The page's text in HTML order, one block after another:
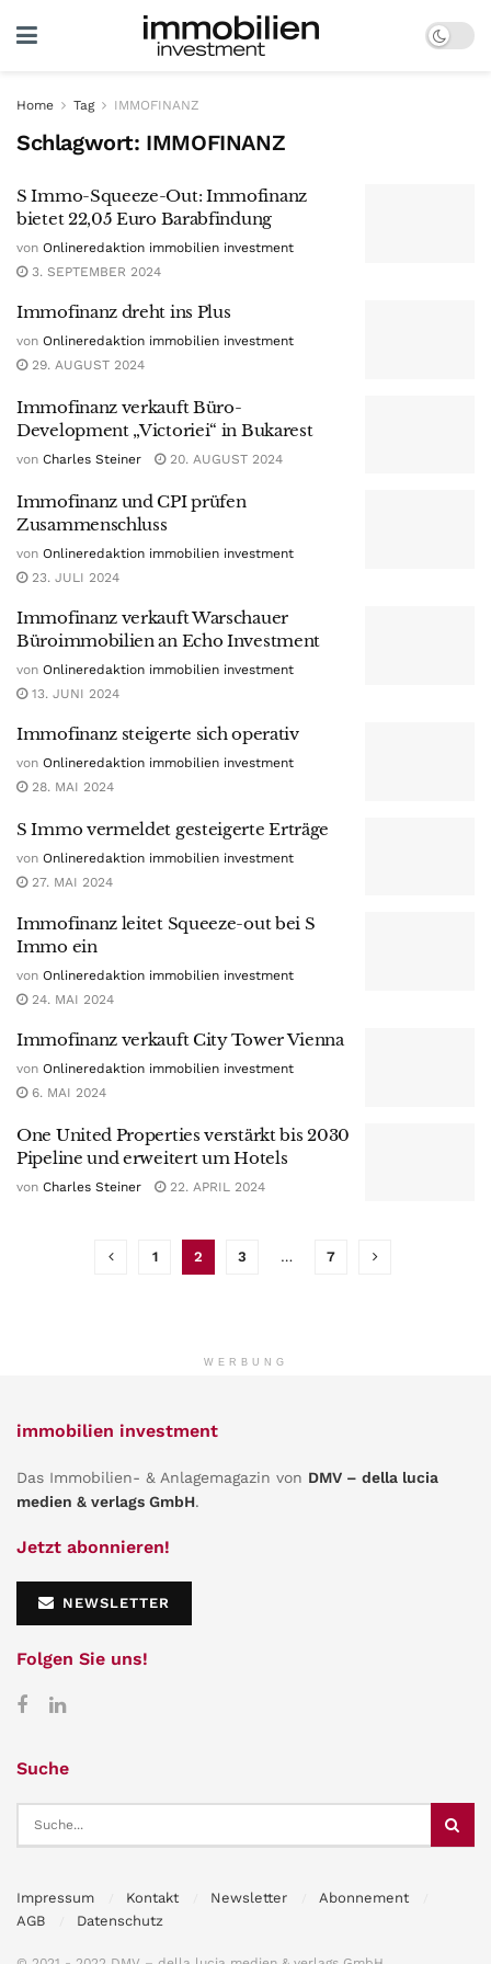
Home Tag IMMOFINANZ
Schlagwort: IMMOFINANZ
S Immo-Squeeze-Out: Immofinanz
bietet 22,05 Euro Barabfindung
von Onlineredaktion immobilien investment
3. SEPTEMBER 2024
Immofinanz dreht ins Plus
von Onlineredaktion immobilien investment
29. AUGUST 2024
Immofinanz verkauft Büro-
Development „Victoriei“ in Bukarest
von Charles Steiner 20. AUGUST 2024
Immofinanz und CPI prüfen
Zusammenschluss
von Onlineredaktion immobilien investment
23. JULI 2024
Immofinanz verkauft Warschauer
Büroimmobilien an Echo Investment
von Onlineredaktion immobilien investment
13. JUNI 2024
Immofinanz steigerte sich operativ
von Onlineredaktion immobilien investment
28. MAI 2024
S Immo vermeldet gesteigerte Erträge
von Onlineredaktion immobilien investment
27. MAI 2024
Immofinanz leitet Squeeze-out bei S
Immo ein
von Onlineredaktion immobilien investment
24. MAI 2024
Immofinanz verkauft City Tower Vienna
von Onlineredaktion immobilien investment
6. MAI 2024
One United Properties verstärkt bis 2030
Pipeline und erweitert um Hotels
von Charles Steiner 22. APRIL 2024
1 2 3 … 7
WERBUNG
immobilien investment
Das Immobilien- & Anlagemagazin von DMV – della lucia
medien & verlags GmbH.
Jetzt abonnieren!
NEWSLETTER
Folgen Sie uns!
Suche
Impressum Kontakt Newsletter
Abonnement
AGB
Datenschutz